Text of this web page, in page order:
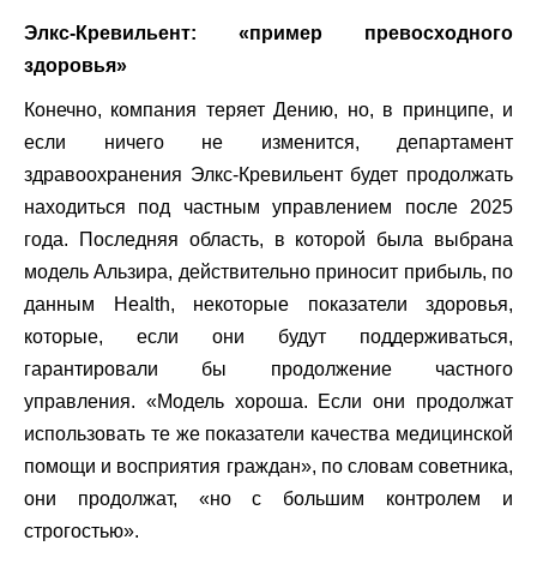
Элкс-Кревильент: «пример превосходного
здоровья»
Конечно, компания теряет Дению, но, в принципе, и
если ничего не изменится, департамент
здравоохранения Элкс-Кревильент будет продолжать
находиться под частным управлением после 2025
года. Последняя область, в которой была выбрана
модель Альзира, действительно приносит прибыль, по
данным Health, некоторые показатели здоровья,
которые, если они будут поддерживаться,
гарантировали бы продолжение частного
управления. «Модель хороша. Если они продолжат
использовать те же показатели качества медицинской
помощи и восприятия граждан», по словам советника,
они продолжат, «но с большим контролем и
строгостью».